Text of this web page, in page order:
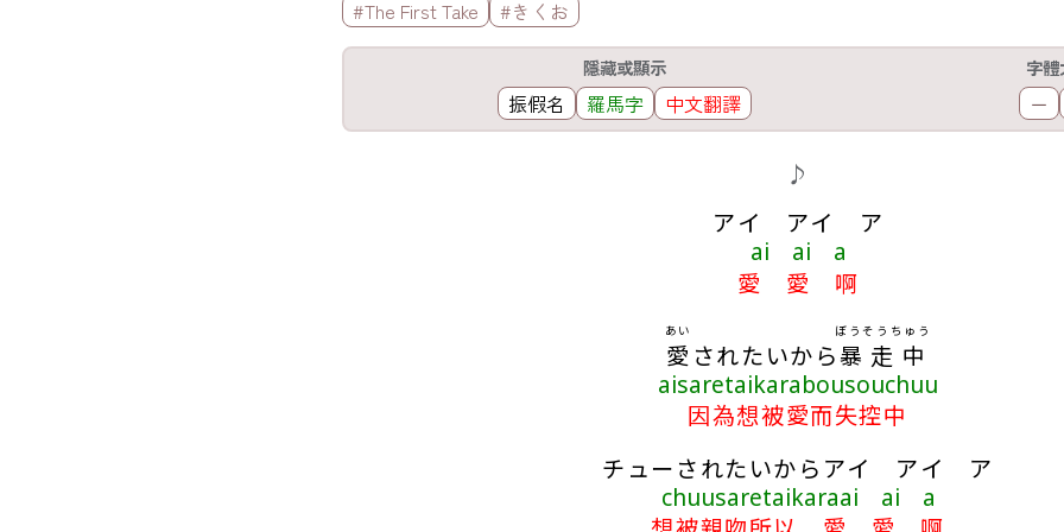
標籤欄
#The First Take #きくお
隱藏或顯示
振假名 羅馬字 中文翻譯
字
－
♪
アイ アイ ア
ai ai a
愛 愛 啊
愛
あい
されたいから暴走中
ぼうそうちゅう
aisaretaikarabousouchuu
因為想被愛而失控中
チューされたいからアイ アイ ア
chuusaretaikaraai ai a